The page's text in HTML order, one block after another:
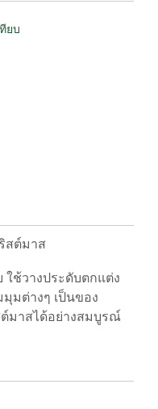
ยบ
สต์มาส
ช้วางประดับตกแต่ง
มต่างๆ เป็นของ
มาสได้อย่างสมบูรณ์